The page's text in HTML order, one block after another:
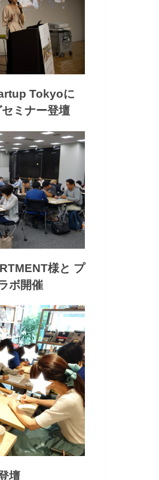
Tokyoに
ミナー登壇
様と プ
ボ開催
壇